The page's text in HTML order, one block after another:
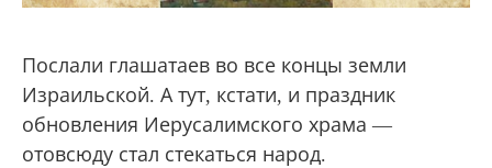
Послали глашатаев во все концы земли
Израильской. А тут, кстати, и праздник
обновления Иерусалимского храма —
отовсюду стал стекаться народ.